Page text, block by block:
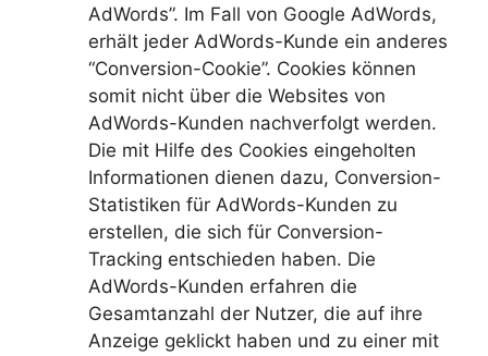
AdWords”. Im Fall von Google AdWords,
erhält jeder AdWords-Kunde ein anderes
“Conversion-Cookie”. Cookies können
somit nicht über die Websites von
AdWords-Kunden nachverfolgt werden.
Die mit Hilfe des Cookies eingeholten
Informationen dienen dazu, Conversion-
Statistiken für AdWords-Kunden zu
erstellen, die sich für Conversion-
Tracking entschieden haben. Die
AdWords-Kunden erfahren die
Gesamtanzahl der Nutzer, die auf ihre
Anzeige geklickt haben und zu einer mit